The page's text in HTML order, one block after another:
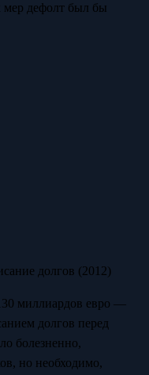
мер дефолт был бы
долгов (2012)
миллиардов евро —
долгов перед
болезненно,
но необходимо,